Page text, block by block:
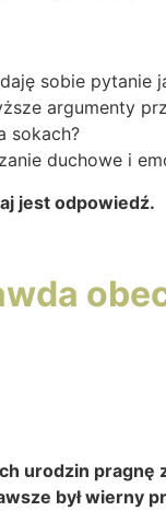
sobie pytanie
argumenty
sokach?
duchowe i
jest odpowiedź.
urodzin pragnę
był wierny